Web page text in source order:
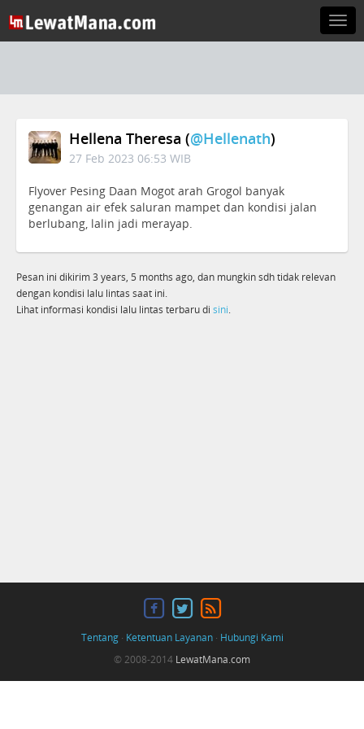
Hellena Theresa (@hellenath)
27 Feb 2023 06:53 WIB
Flyover Pesing Daan Mogot arah Grogol banyak
genangan air efek saluran mampet dan kondisi jalan
berlubang, lalin jadi merayap.
Pesan ini dikirim 3 years, 5 months ago, dan mungkin sdh tidak relevan
dengan kondisi lalu lintas saat ini.
Lihat informasi kondisi lalu lintas terbaru di sini
Tentang· Ketentuan Layanan· Hubungi Kami
© 2008-2014 LewatMana.com